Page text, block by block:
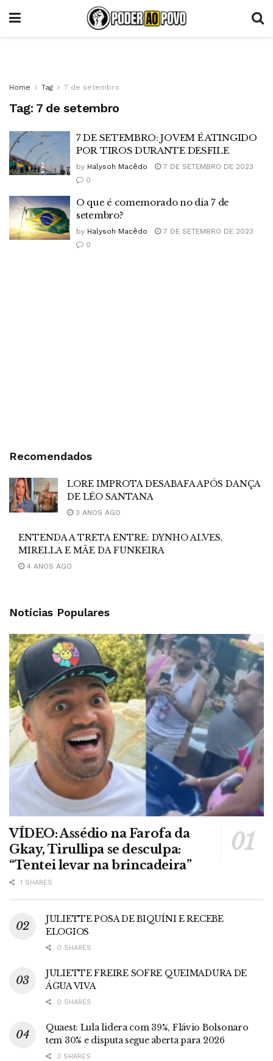
Home Tag 7 de setembro
Tag: 7 de setembro
7 DE SETEMBRO: JOVEM É ATINGIDO
POR TIROS DURANTE DESFILE
by Halysoh Macêdo
7 DE SETEMBRO DE 2023
0
O que é comemorado no dia 7 de
setembro?
by Halysoh Macêdo
7 DE SETEMBRO DE 2023
0
Recomendados
LORE IMPROTA DESABAFA APÓS DANÇA
DE LÉO SANTANA
3 ANOS AGO
ENTENDA A TRETA ENTRE: DYNHO ALVES,
MIRELLA E MÃE DA FUNKEIRA
4 ANOS AGO
Notícias Populares
VÍDEO: Assédio na Farofa da
Gkay, Tirullipa se desculpa:
“Tentei levar na brincadeira”
1 SHARES
JULIETTE POSA DE BIQUÍNI E RECEBE
ELOGIOS
0 SHARES
JULIETTE FREIRE SOFRE QUEIMADURA DE
ÁGUA VIVA
0 SHARES
Quaest: Lula lidera com 39%, Flávio Bolsonaro
tem 30% e disputa segue aberta para 2026
3 SHARES